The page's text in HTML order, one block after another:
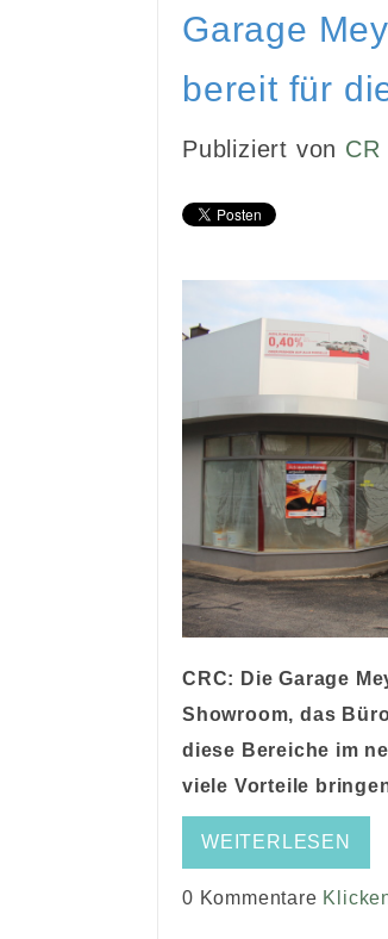
Garage
bereit für
Publiziert von CR
CRC: DieGarage
Showroom, das
diese Bereiche im
viele Vorteile
WEITERLESEN
0 Kommentare